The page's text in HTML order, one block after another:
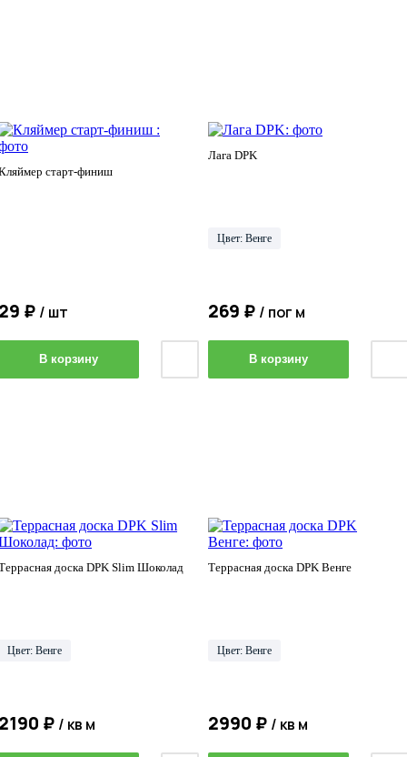
старт-финиш
₽ / шт
В корзину
Лага DPK
Цвет: Венге
269 ₽ / пог м
В корзину
доска DPK Slim Шоколад
Цвет: Венге
₽ / кв м
Террасная доска DPK Венге
Цвет: Венге
2990 ₽ / кв м